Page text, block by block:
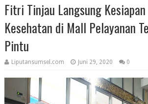
Fitri Tinjau Langsung
Kesehatan di Mall Pelayanan
Pintu
Liputansumsel.com Juni 29, 2020 0